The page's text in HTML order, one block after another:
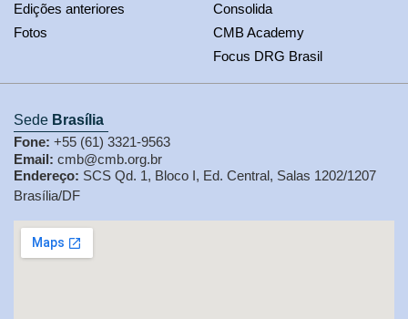
Edições anteriores
Fotos
Consolida
CMB Academy
Focus DRG Brasil
Sede Brasília
Fone: +55 (61) 3321-9563
Email: cmb@cmb.org.br
Endereço: SCS Qd. 1, Bloco I, Ed. Central, Salas 1202/1207
Brasília/DF